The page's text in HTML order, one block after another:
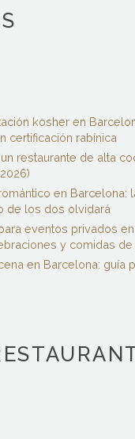
kosher en
certificación rabínica
restaurante de alta
en Barcelona:
de los dos olvidará
eventos privados
y comidas de
en Barcelona: guía